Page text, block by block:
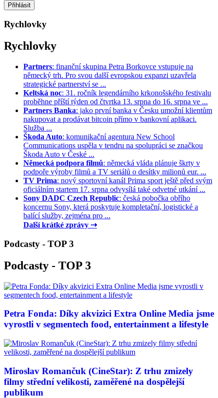
Rychlovky
Rychlovky
Partners: finanční skupina Petra Borkovce vstupuje na
německý trh. Pro svou další evropskou expanzi uzavřela
strategické partnerství se ...
Keltská noc: 31. ročník legendárního krkonošského festivalu
proběhne příští týden od čtvrtka 13. srpna do 16. srpna ve ...
Partners Banka: jako první banka v Česku umožní klientům
nakupovat a prodávat bitcoin přímo v bankovní aplikaci.
Služba ...
Škoda Auto: komunikační agentura New School
Communications uspěla v tendru na spolupráci se značkou
Škoda Auto v České ...
Německá podpora filmů: německá vláda plánuje škrty v
podpoře výroby filmů a TV seriálů o desítky milionů eur. ...
TV Prima: nový sportovní kanál Prima sport ještě před svým
oficiálním startem 17. srpna odvysílá také odvetné utkání ...
Sony DADC Czech Republic: česká pobočka obřího
koncernu Sony, která poskytuje kompletační, logistické a
balící služby, zejména pro ...
Další krátké zprávy ⇢
Podcasty - TOP 3
Podcasty - TOP 3
Petra Fonda: Díky akvizici Extra Online Media jsme
vyrostli v segmentech food, entertainment a lifestyle
Miroslav Romančuk (CineStar): Z trhu zmizely
filmy střední velikosti, zaměřené na dospělejší
publikum